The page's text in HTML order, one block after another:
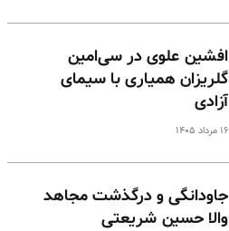
افشین علوی در سی‌امین
گلریزان همیاری با سیمای
آزادی
۱۶ مرداد ۱۴۰۵
جاودانگی و درگذشت مجاهد
والا حسین شریعتی